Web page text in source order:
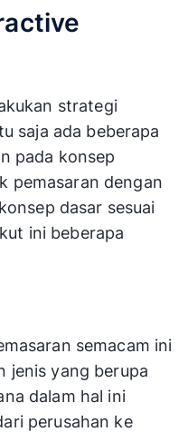
strategi
saja ada beberapa
pada konsep
pemasaran dengan
dasar sesuai
ini beberapa
semacam ini
jenis yang berupa
dalam hal ini
perusahan ke